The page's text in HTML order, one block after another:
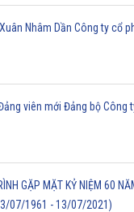
Nhâm Dần Công ty cổ
viên mới Đảng bộ Công
GẶP MẶT KỶ NIỆM 60
07/1961 - 13/07/2021)